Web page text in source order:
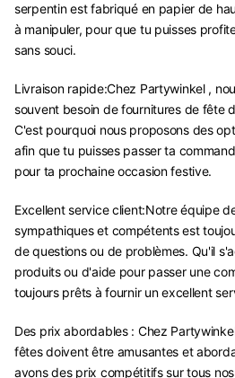
serpentin est fabriqué en papier de
à manipuler, pour que tu puisses
sans souci.
Livraison rapide:Chez Partywinkel ,
souvent besoin de fournitures de fête
C'est pourquoi nous proposons des
afin que tu puisses passer ta
pour ta prochaine occasion festive.
Excellent service client:Notre équipe
sympathiques et compétents est
de questions ou de problèmes. Qu'il
produits ou d'aide pour passer une
toujours prêts à fournir un excellent
Des prix abordables : Chez
fêtes doivent être amusantes et
avons des prix compétitifs sur tous